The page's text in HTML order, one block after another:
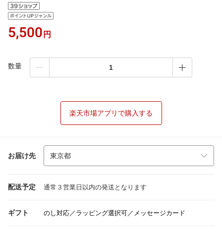
5,500 円
数量
楽天市場アプリで購入する
お届け先
配送予定 通常３営業日以内の発送となります
ギフト のし対応／ラッピング選択可／メッセージカード